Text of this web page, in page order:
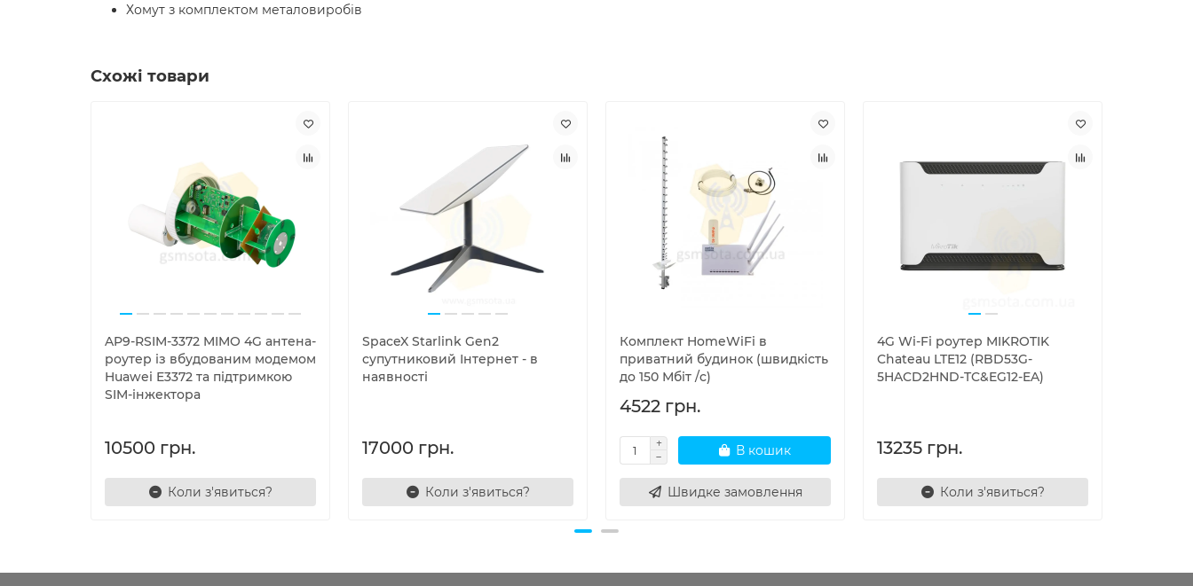
Хомут з комплектом металовиробів
Схожі товари
AP9-RSIM-3372 MIMO 4G антена-
роутер із вбудованим модемом
Huawei E3372 та підтримкою
SIM-інжектора
10500 грн.
Коли з'явиться?
SpaceX Starlink Gen2
супутниковий Інтернет - в
наявності
17000 грн.
Коли з'явиться?
Комплект HomeWiFi в
приватний будинок (швидкість
до 150 Мбіт /c)
4522 грн.
В кошик
Швидке замовлення
4G Wi-Fi роутер MIKROTIK
Chateau LTE12 (RBD53G-
5HACD2HND-TC&EG12-EA)
13235 грн.
Коли з'явиться?